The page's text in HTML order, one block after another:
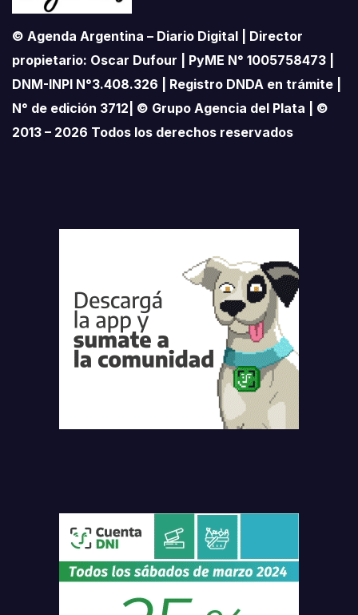
© Agenda Argentina – Diario Digital | Director
propietario: Oscar Dufour | PyME N° 1005758473 |
DNM-INPI N°3.408.326 | Registro DNDA en trámite |
N° de edición 3712| © Grupo Agencia del Plata | ©
2013 – 2026 Todos los derechos reservados